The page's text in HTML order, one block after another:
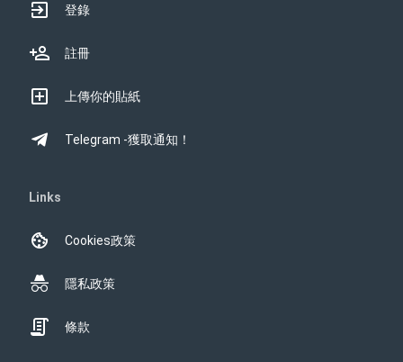
登錄
註冊
上傳你的貼紙
Telegram -獲取通知！
Links
Cookies政策
隱私政策
條款